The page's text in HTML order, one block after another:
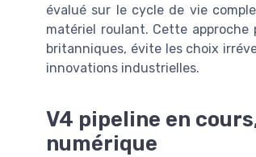
évalué sur le cycle de vie
matériel roulant. Cette approche
britanniques, évite les choix
innovations industrielles.
V4 pipeline en
numérique